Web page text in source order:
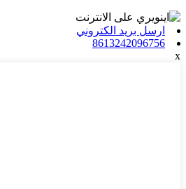
ارسل بريد الكتروني
8613242096756
x